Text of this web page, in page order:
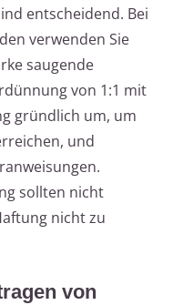
entscheidend. Bei
verwenden Sie
saugende
von 1:1 mit
gründlich um, um
und
sollten nicht
nicht zu
von